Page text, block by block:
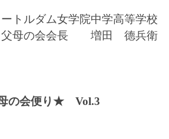
ートルダム女学院中学高等学校
父母の会会長 増田 德兵衛
の会便り★ Vol.3